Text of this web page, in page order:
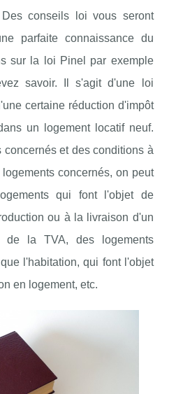
conseils loi vous seront
parfaite connaissance du
sur la loi Pinel par exemple
savoir. Il s'agit d'une loi
certaine réduction d'impôt
un logement locatif neuf.
et des conditions à
concernés, on peut
qui font l'objet de
ou à la livraison d'un
de la TVA, des logements
l'habitation, qui font l'objet
en logement, etc.